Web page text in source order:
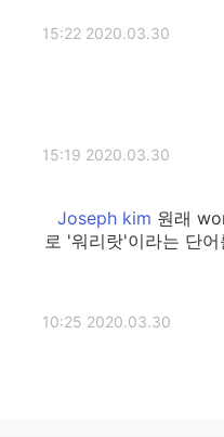
2020.03.30 15:22
2020.03.30 15:19
원래
로 '워리랏'이라는 단
2020.03.30 10:25